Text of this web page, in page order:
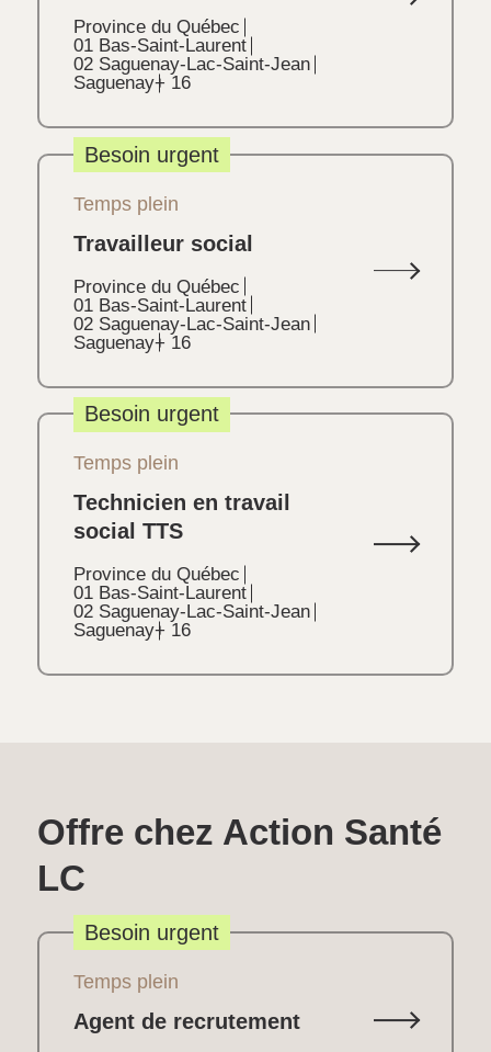
Province du Québec
01 Bas-Saint-Laurent
02 Saguenay-Lac-Saint-Jean
Saguenay+ 16
Besoin urgent
Temps plein
Travailleur social
Province du Québec
01 Bas-Saint-Laurent
02 Saguenay-Lac-Saint-Jean
Saguenay+ 16
Besoin urgent
Temps plein
Technicien en travail
social TTS
Province du Québec
01 Bas-Saint-Laurent
02 Saguenay-Lac-Saint-Jean
Saguenay+ 16
Offre chez Action Santé
LC
Besoin urgent
Temps plein
Agent de recrutement